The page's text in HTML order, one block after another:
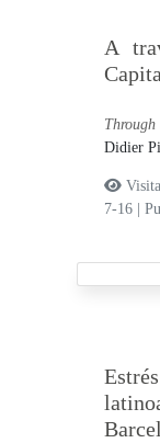
A
Didier
7-16
|